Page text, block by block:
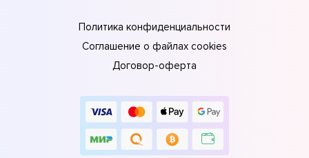
Политика конфиденциальности
Соглашение о файлах cookies
Договор-оферта